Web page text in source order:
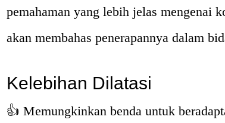
pemahaman yang lebih jelas mengenai
akan membahas penerapannya dalam
Kelebihan Dilatasi
👍 Memungkinkan benda untuk